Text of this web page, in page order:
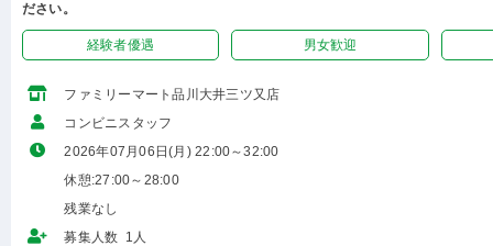
ださい。
経験者優遇 男女歓迎
ファミリーマート品川大井三ツ又店
コンビニスタッフ
2026年07月06日(月) 22:00～32:00
休憩:27:00～28:00
残業なし
募集人数 1人